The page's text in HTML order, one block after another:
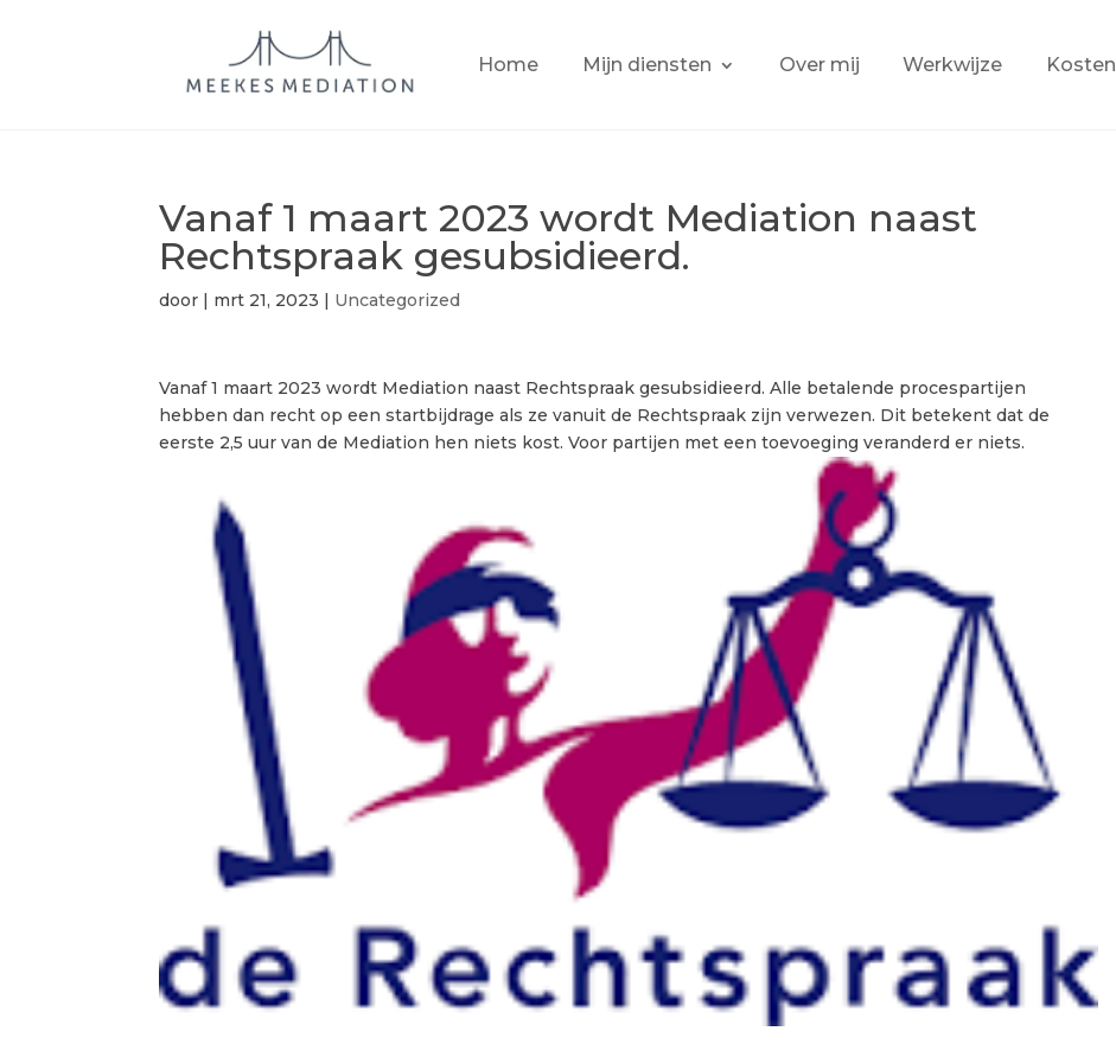
Home Mijn diensten Over mij Werkwijze Kosten
Vanaf 1 maart 2023 wordt Mediation naast
Rechtspraak gesubsidieerd.
door | mrt 21, 2023 | Uncategorized
Vanaf 1 maart 2023 wordt Mediation naast Rechtspraak gesubsidieerd. Alle betalende procespartijen
hebben dan recht op een startbijdrage als ze vanuit de Rechtspraak zijn verwezen. Dit betekent dat de
eerste 2,5 uur van de Mediation hen niets kost. Voor partijen met een toevoeging veranderd er niets.